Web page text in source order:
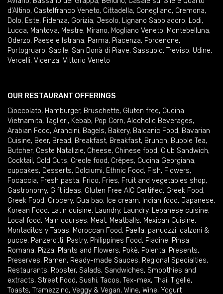
d'Altino, Castelfranco Veneto, Cittadella, Conegliano, Cremona,
Dolo, Este, Fidenza, Gorizia, Jesolo, Lignano Sabbiadoro, Lodi,
Lucca, Mantova, Mestre, Mirano, Mogliano Veneto, Montebelluna,
Oderzo, Paese e Istrana, Parma, Piacenza, Pordenone,
Portogruaro, Sacile, San Donà di Piave, Sassuolo, Treviso, Udine,
Vercelli, Vicenza, Vittorio Veneto
OUR RESTAURANT OFFERINGS
Cioccolato, Hamburger, Bruschette, Gluten free, Cucina
Vietnamita, Taglieri, Kebab, Pop Corn, Alcoholic Beverages,
Arabian Food, Arancini, Bagels, Bakery, Balcanic Food, Bavarian
Cuisine, Beer, Bread, Breakfast, Breakfast, Brunch, Bubble Tea,
Butcher, Ceste Natalizie, Cheese, Chinese food, Club Sandwich,
Cocktail , Cold Cuts, Creole food, Crêpes, Cucina Georgiana,
cupcakes, Desserts, Dolciumi, Ethnic Food, Fish, Flowers,
Focaccia, Fresh pasta, Frico, Fries, Fruit and vegetables shop,
Gastronomy, Gift ideas, Gluten Free AIC Certified, Greek Food,
Greek Food, Grocery, Gua bao, Ice cream, Indian food, Japanese,
Korean Food, Latin cuisine, Laundry, Laundry, Lebanese cuisine,
Local food, Main courses, Meat, Meatballs, Mexican Cuisine,
Montaditos y Tapas, Moroccan Food, Paella, panuozzi, calzoni &
pucce, Panzerotti, Pastry, Philippines Food, Piadine, Pinsa
Romana, Pizza, Plants and Flowers, Pokè, Polenta, Presents,
Preserves, Ramen, Ready-made Sauces, Regional Specialties,
Restaurants, Rooster, Salads, Sandwiches, Smoothies and
extracts, Street Food, Sushi, Tacos, Tex-mex, Thai, Tigelle,
Toasts, Tramezzino, Veggy & Vegan, Wine, Wine, Yogurt